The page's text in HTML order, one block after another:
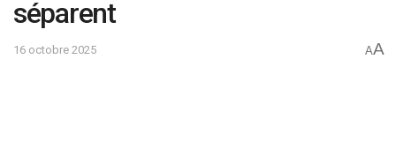
séparent
16 octobre 2025 AA